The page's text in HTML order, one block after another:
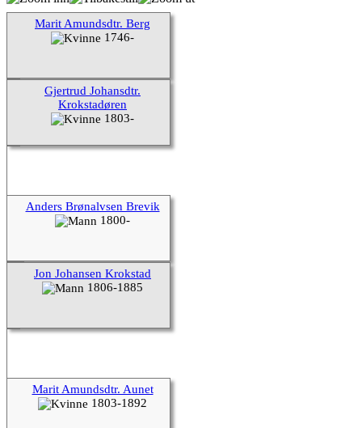
Marit Amundsdtr. Berg
1746-
Gjertrud Johansdtr.
Krokstadøren
1803-
Anders Brønalvsen Brevik
1800-
Jon Johansen Krokstad
1806-1885
Marit Amundsdtr. Aunet
1803-1892